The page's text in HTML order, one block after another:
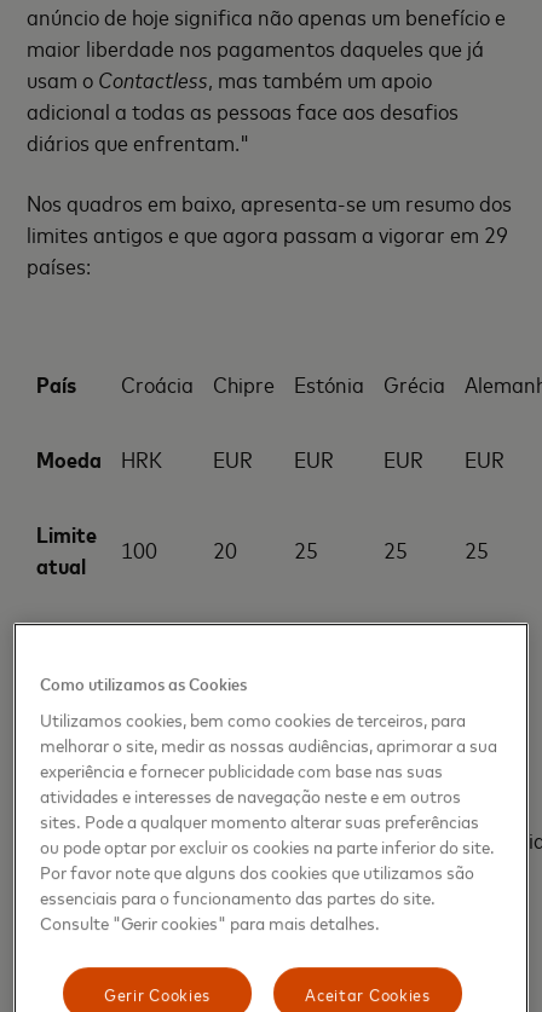
anúncio de hoje significa não apenas um benefício e
maior liberdade nos pagamentos daqueles que já
usam o Contactless, mas também um apoio
adicional a todas as pessoas face aos desafios
diários que enfrentam."
Nos quadros em baixo, apresenta-se um resumo dos
limites antigos e que agora passam a vigorar em 29
países:
País Croácia Chipre Estónia Grécia
Moeda HRK EUR EUR EUR EUR
Limite
atual
100 20 25 25 25
limite
País Malta
Países
Baixos
Portugal Espanha
Moeda EUR EUR EUR EUR
Limite
Como utilizamos as Cookies
Utilizamos cookies, bem como cookies de terceiros, para
melhorar o site, medir as nossas audiências, aprimorar a sua
experiência e fornecer publicidade com base nas suas
atividades e interesses de navegação neste e em outros
sites. Pode a qualquer momento alterar suas preferências
ou pode optar por excluir os cookies na parte inferior do site.
Por favor note que alguns dos cookies que utilizamos são
essenciais para o funcionamento das partes do site.
Consulte "Gerir cookies" para mais detalhes.
Aceitar Cookies
Gerir Cookies